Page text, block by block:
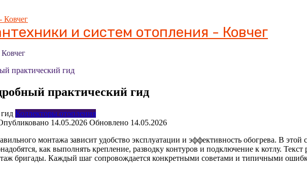
и систем отопления - Ковчег
практический гид
практический гид
Коллекторы отопления
14.05.2026 Обновлено 14.05.2026
монтажа зависит удобство эксплуатации и эффективность обогрева. В этой
как выполнять крепление, разводку контуров и подключение к котлу. Текст
бригады. Каждый шаг сопровождается конкретными советами и типичными